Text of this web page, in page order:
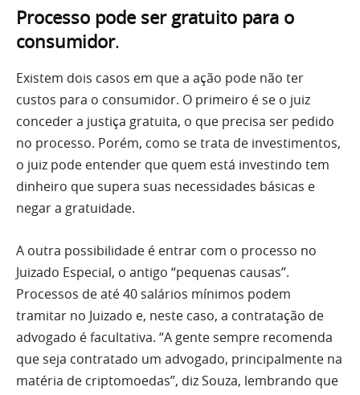
Processo pode ser gratuito para o
consumidor.
Existem dois casos em que a ação pode não ter
custos para o consumidor. O primeiro é se o juiz
conceder a justiça gratuita, o que precisa ser pedido
no processo. Porém, como se trata de investimentos,
o juiz pode entender que quem está investindo tem
dinheiro que supera suas necessidades básicas e
negar a gratuidade.
A outra possibilidade é entrar com o processo no
Juizado Especial, o antigo “pequenas causas”.
Processos de até 40 salários mínimos podem
tramitar no Juizado e, neste caso, a contratação de
advogado é facultativa. “A gente sempre recomenda
que seja contratado um advogado, principalmente na
matéria de criptomoedas”, diz Souza, lembrando que